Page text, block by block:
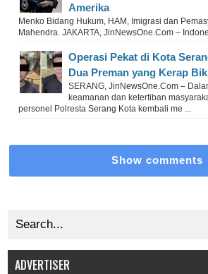
Amerika
Menko Bidang Hukum, HAM, Imigrasi dan
Mahendra. JAKARTA, JinNewsOne.Com –
Operasi Pekat di Kota
Dua Preman yang Kerap
SERANG, JinNewsOne.Com –
keamanan dan ketertiban
personel Polresta Serang Kota kembali me ...
Show comments
ADVERTISER